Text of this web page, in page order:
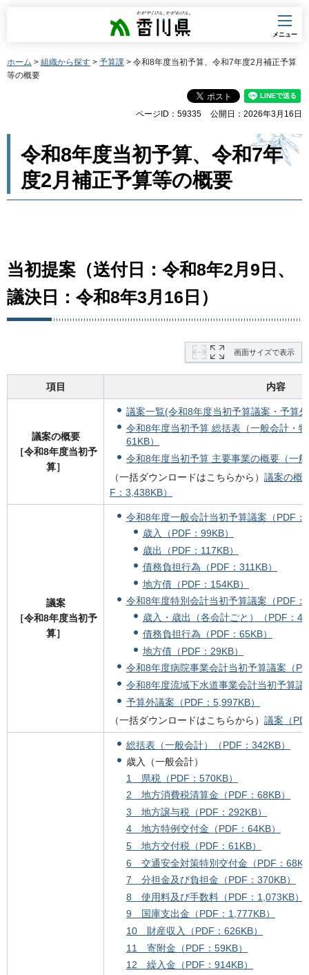
香川県
メニュー
ホーム > 組織から探す > 予算課 > 令和8年度当初予算、令和7年度2月補正予算
等の概要
ページID：59335 公開日：2026年3月16日
令和8年度当初予算、令和7年
度2月補正予算等の概要
当初提案（送付日：令和8年2月9日、
議決日：令和8年3月16日 ）
画面サイズで表示
項目 内容
議案の概要
［令和8年度当初予
算］
議案一覧(令和8年度当初予算議案・予算
令和8年度当初予算 総括表（一般会計・
61KB）
令和8年度当初予算 主要事業の概要（一
（一括ダウンロードはこちらから） 議案の概
F：3,438KB）
議案
［令和8年度当初予
算］
令和8年度一般会計当初予算議案（PDF：
歳入（PDF：99KB）
歳出（PDF：117KB）
債務負担行為（PDF：311KB）
地方債（PDF：154KB）
令和8年度特別会計当初予算議案（PDF：
歳入・歳出（各会計ごと）（PDF：
債務負担行為（PDF：65KB）
地方債（PDF：29KB）
令和8年度病院事業会計当初予算議案（
令和8年度流域下水道事業会計当初予算
予算外議案（PDF：5,997KB）
（一括ダウンロードはこちらから） 議案（
総括表（一般会計）（PDF：342KB）
歳入（一般会計）
1 県税（PDF：570KB）
2 地方消費税清算金（PDF：68KB）
3 地方譲与税（PDF：292KB）
4 地方特例交付金（PDF：64KB）
5 地方交付税（PDF：61KB）
6 交通安全対策特別交付金（PDF：
7 分担金及び負担金（PDF：370KB）
8 使用料及び手数料（PDF：1,073KB）
9 国庫支出金（PDF：1,777KB）
10 財産収入（PDF：626KB）
11 寄附金（PDF：59KB）
12 繰入金（PDF：914KB）